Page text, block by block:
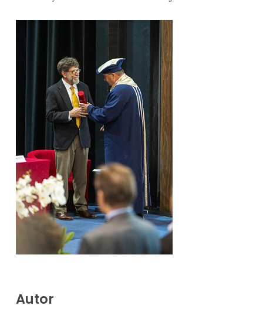
Autor